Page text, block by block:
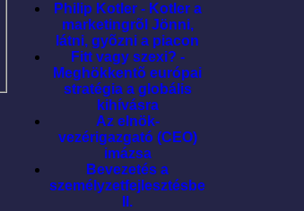
Philip Kotler - Kotler a
marketingrõl Jönni,
látni, gyõzni a piacon
Fitt vagy szexi? -
Meghökkentõ európai
stratégia a globális
kihívásra
Az elnök-
vezérigazgató (CEO)
imázsa
Bevezetés a
személyzetfejlesztésbe
II.